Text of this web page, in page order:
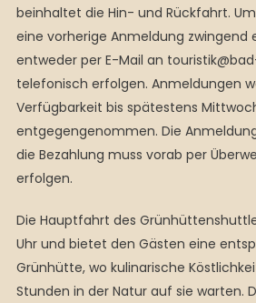
beinhaltet die Hin- und Rückfahrt.
eine vorherige Anmeldung zwingend
entweder per E-Mail an
telefonisch erfolgen. Anmeldungen
Verfügbarkeit bis spätestens
entgegengenommen. Die
die Bezahlung muss vorab per
erfolgen.
Die Hauptfahrt des
Uhr und bietet den Gästen eine
Grünhütte, wo kulinarische
Stunden in der Natur auf sie warten.